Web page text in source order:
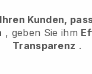
Kunden,
, geben Sie ihm
Transparenz .